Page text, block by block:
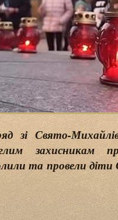
зі Свято-
захисникам
та провели